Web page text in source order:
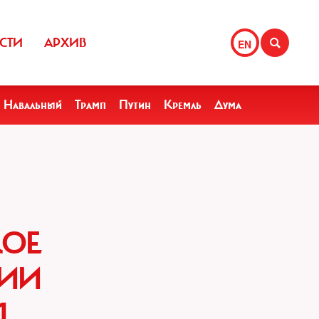
EN
АРХИВ
Навальный Трамп Путин Кремль Дума